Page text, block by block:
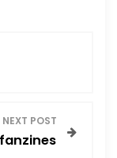
NEXT POST